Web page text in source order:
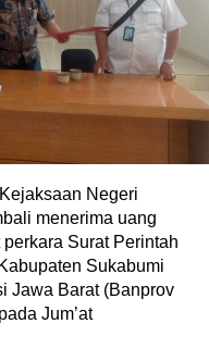
Negeri
menerima uang
Surat Perintah
Sukabumi
Jawa Barat (Banprov
Jum’at